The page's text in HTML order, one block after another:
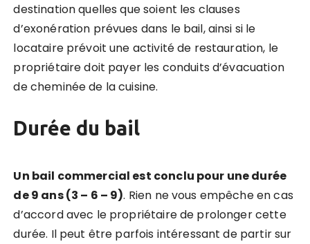
destination quelles que soient les clauses
d’exonération prévues dans le bail, ainsi si le
locataire prévoit une activité de restauration, le
propriétaire doit payer les conduits d’évacuation
de cheminée de la cuisine.
Durée du bail
Un bail commercial est conclu pour une durée
de 9 ans (3 – 6 – 9). Rien ne vous empêche en cas
d’accord avec le propriétaire de prolonger cette
durée. Il peut être parfois intéressant de partir sur